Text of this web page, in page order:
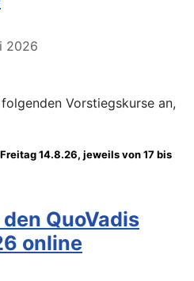
2026
Vorstiegskurse an,
14.8.26, jeweils von 17 bis
QuoVadis
online